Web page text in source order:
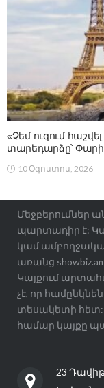
«Չեմ ուզում
տարեդարձը՝
10 Օգոստոս, 2026
Մեջբերումներ
պարտադիր է:
կամ
առանց
Կայքում
չէ, որ
տեսակետի հետ:
համար կայքը
23